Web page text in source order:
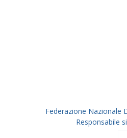
Federazione Nazionale
Responsabile